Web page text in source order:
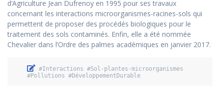
d’Agriculture Jean Dufrenoy en 1995 pour ses travaux
concernant les interactions microorganismes-racines-sols qui
permettent de proposer des procédés biologiques pour le
traitement des sols contaminés. Enfin, elle a été nommée
Chevalier dans l’Ordre des palmes académiques en janvier 2017.
#Interactions #Sol-plantes-microorganismes
#Pollutions #DéveloppementDurable